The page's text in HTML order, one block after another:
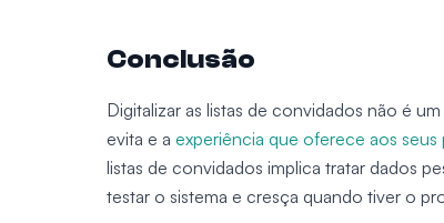
Conclusão
Digitalizar as listas de convidados não é
evita e a experiência que oferece aos seus
listas de convidados implica tratar dados
testar o sistema e cresça quando tiver o